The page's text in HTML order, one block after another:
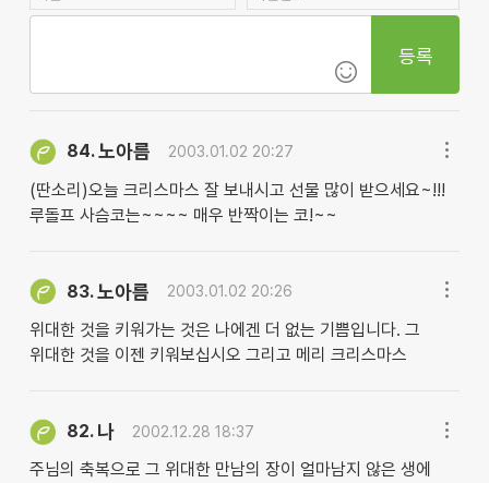
등록
84.노아름 2003.01.02 20:27
(딴소리)오늘 크리스마스 잘 보내시고 선물 많이 받으세요~!!!
루돌프 사슴코는~~~~ 매우 반짝이는 코!~~
83.노아름 2003.01.02 20:26
위대한 것을 키워가는 것은 나에겐 더 없는 기쁨입니다. 그
위대한 것을 이젠 키워보십시오 그리고 메리 크리스마스
82. 나 2002.12.28 18:37
주님의 축복으로 그 위대한 만남의 장이 얼마남지 않은 생에